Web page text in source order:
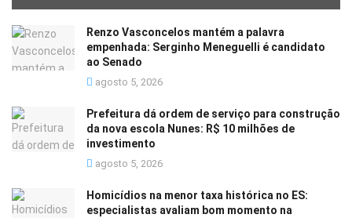
Renzo Vasconcelos mantém a palavra
empenhada: Serginho Meneguelli é candidato
ao Senado
agosto 5, 2026
Prefeitura dá ordem de serviço para construção
da nova escola Nunes: R$ 10 milhões de
investimento
agosto 5, 2026
Homicídios na menor taxa histórica no ES:
especialistas avaliam bom momento na